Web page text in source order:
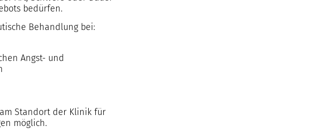
bedürfen.
Behandlung bei:
Angst- und
Standort der Klinik für
möglich.